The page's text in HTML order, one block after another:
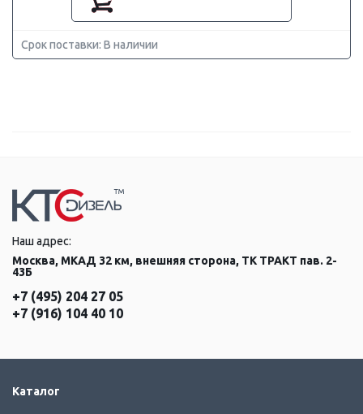
Срок поставки: В наличии
Наш адрес:
Москва, МКАД 32 км, внешняя сторона, ТК ТРАКТ пав. 2-
43Б
+7 (495) 204 27 05
+7 (916) 104 40 10
Каталог